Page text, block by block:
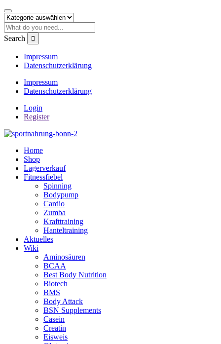
Search
Impressum
Datenschutzerklärung
Impressum
Datenschutzerklärung
Login
Register
Home
Shop
Lagerverkauf
Fitnessfiebel
Spinning
Bodypump
Cardio
Zumba
Krafttraining
Hanteltraining
Aktuelles
Wiki
Aminosäuren
BCAA
Best Body Nutrition
Biotech
BMS
Body Attack
BSN Supplements
Casein
Creatin
Eisweis